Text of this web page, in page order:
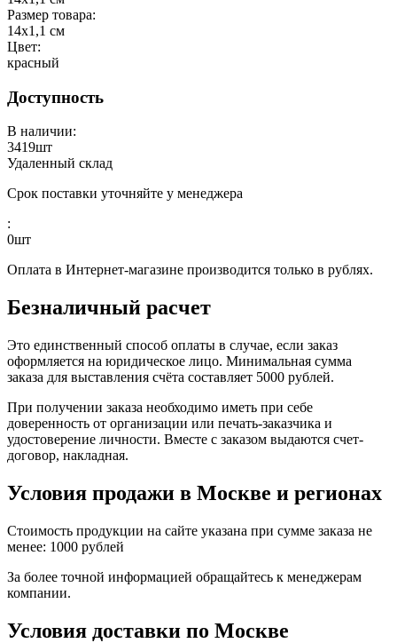
Размер товара:
14х1,1 см
Цвет:
красный
Доступность
В наличии:
3419шт
Удаленный склад
Срок поставки уточняйте у менеджера
:
0шт
Оплата в Интернет-магазине производится только в рублях.
Безналичный расчет
Это единственный способ оплаты в случае, если заказ
оформляется на юридическое лицо. Минимальная сумма
заказа для выставления счёта составляет 5000 рублей.
При получении заказа необходимо иметь при себе
доверенность от организации или печать-заказчика и
удостоверение личности. Вместе с заказом выдаются счет-
договор, накладная.
Условия продажи в Москве и регионах
Стоимость продукции на сайте указана при сумме заказа не
менее: 1000 рублей
За более точной информацией обращайтесь к менеджерам
компании.
Условия доставки по Москве